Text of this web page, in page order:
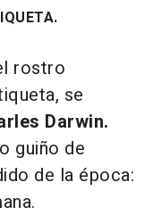
rostro
se
Darwin.
guiño de
de la época: